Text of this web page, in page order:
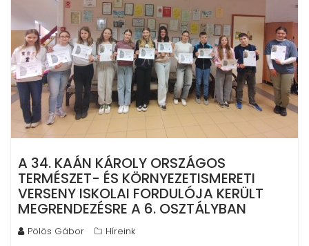
A 34. KAÁN KÁROLY ORSZÁGOS
TERMÉSZET- ÉS KÖRNYEZETISMERETI
VERSENY ISKOLAI FORDULÓJA KERÜLT
MEGRENDEZÉSRE A 6. OSZTÁLYBAN
Pölös Gábor Híreink